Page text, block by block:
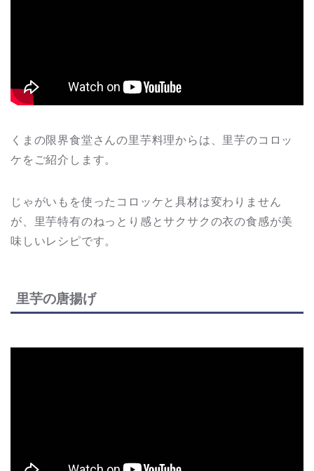
くまの限界食堂さんの里芋料理からは、里芋のコロッ
ケをご紹介します。
じゃがいもを使ったコロッケと具材は変わりません
が、里芋特有のねっとり感とサクサクの衣の食感が美
味しいレシピです。
里芋の唐揚げ